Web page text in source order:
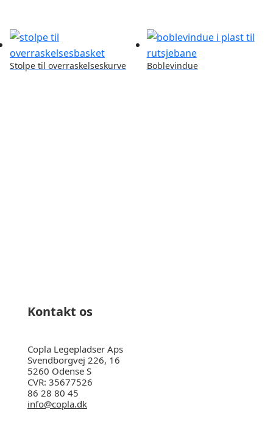
Stolpe til overraskelseskurve Boblevindue
Kontakt os
Copla Legepladser Aps
Svendborgvej 226, 16
5260 Odense S
CVR: 35677526
86 28 80 45
info@copla.dk